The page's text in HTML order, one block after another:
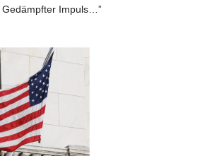
Gedämpfter Impuls…”